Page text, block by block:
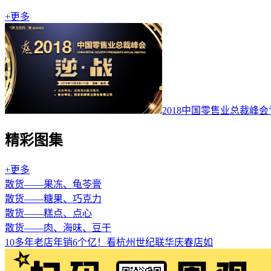
+更多
2018中国零售业总裁峰
精彩图集
+更多
散货——果冻、龟苓膏
散货——糖果、巧克力
散货——糕点、点心
散货——肉、海味、豆干
10多年老店年销6个亿！看杭州世纪联华庆春店如